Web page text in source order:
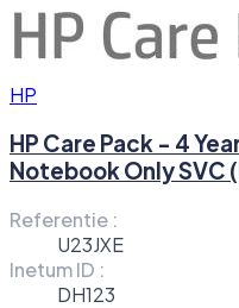
HP
HP Care Pack - 4
Notebook Only SVC
Referentie :
U23JXE
Inetum ID :
DH123